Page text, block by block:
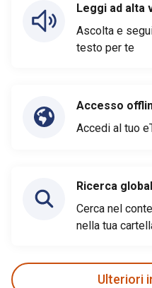
Leggi ad alta
Ascolta e
testo per te
Accesso
Accedi al tuo
Ricerca
Cerca nel
nella tua
Ulteriori